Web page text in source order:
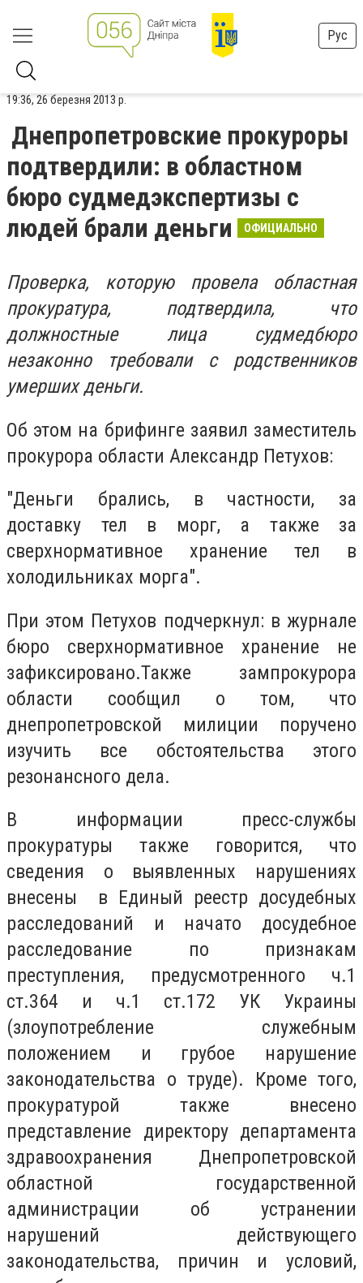
Рус
19:36, 26 березня 2013 р.
Днепропетровские прокуроры
подтвердили: в областном
бюро судмедэкспертизы с
людей брали деньги
ОФИЦИАЛЬНО
Проверка, которую провела областная
прокуратура, подтвердила, что
должностные лица судмедбюро
незаконно требовали с родственников
умерших деньги.
Об этом на брифинге заявил заместитель
прокурора области Александр Петухов:
"Деньги брались, в частности, за
доставку тел в морг, а также за
сверхнормативное хранение тел в
холодильниках морга".
При этом Петухов подчеркнул: в журнале
бюро сверхнормативное хранение не
зафиксировано.Также зампрокурора
области сообщил о том, что
днепропетровской милиции поручено
изучить все обстоятельства этого
резонансного дела.
В информации пресс-службы
прокуратуры также говорится, что
сведения о выявленных нарушениях
внесены в Единый реестр досудебных
расследований и начато досудебное
расследование по признакам
преступления, предусмотренного ч.1
ст.364 и ч.1 ст.172 УК Украины
(злоупотребление служебным
положением и грубое нарушение
законодательства о труде). Кроме того,
прокуратурой также внесено
представление директору департамента
здравоохранения Днепропетровской
областной государственной
администрации об устранении
нарушений действующего
законодательства, причин и условий,